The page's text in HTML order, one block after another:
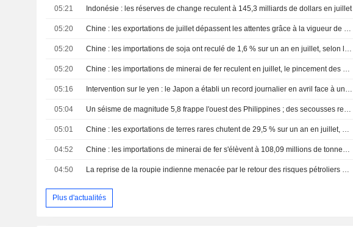
05:21 Indonésie : les réserves de change reculent à 145,3 milliards de dollars en juillet
05:20 Chine : les exportations de juillet dépassent les attentes grâce à la vigueur de la demande technologique
05:20 Chine : les importations de soja ont reculé de 1,6 % sur un an en juillet, selon les douanes
05:20 Chine : les importations de minerai de fer reculent en juillet, le pincement des marges de l'acier pesant sur la demande
05:16 Intervention sur le yen : le Japon a établi un record journalier en avril face à une pression persistante
05:04 Un séisme de magnitude 5,8 frappe l'ouest des Philippines ; des secousses ressenties dans la capitale
05:01 Chine : les exportations de terres rares chutent de 29,5 % sur un an en juillet, selon les douanes
04:52 Chine : les importations de minerai de fer s'élèvent à 108,09 millions de tonnes en juillet - douanes
04:50 La reprise de la roupie indienne menacée par le retour des risques pétroliers avant les chiffres de l'emploi américain
Plus d'actualités